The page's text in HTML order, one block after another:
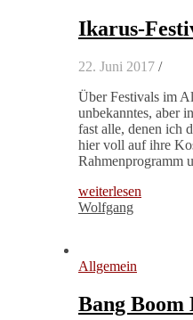
Ikarus-
22. Juni 2017 /
Über Festivals im
unbekanntes, aber
fast alle, denen ich
hier voll auf ihre
Rahmenprogramm
weiterlesen
Wolfgang
Allgemein
Bang Boom